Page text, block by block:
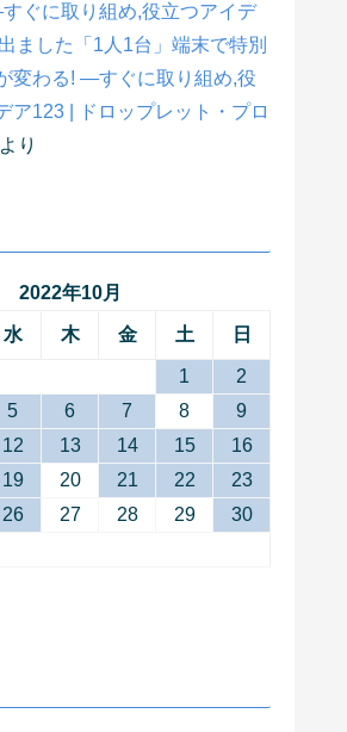
ぐに取り組め,役立つアイデ
出ました「1人1台」端末で特別
変わる! ―すぐに取り組め,役
ア123 | ドロップレット・プロ
より
2022年10月
水 木 金 土 日
1
2
5 6 7 8
9
12 13 14 15
16
19 20 21 22
23
26 27 28 29
30